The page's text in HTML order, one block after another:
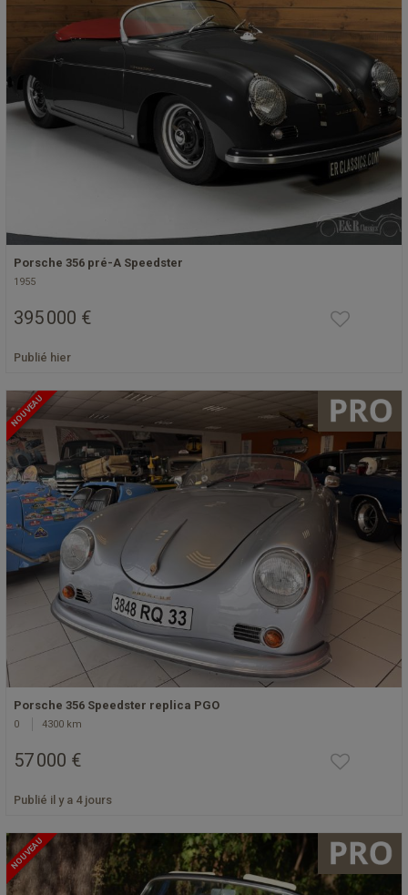
Porsche 356 pré-A Speedster
1955
395 000 €
Publié hier
NOUVEAU
Porsche 356 Speedster replica PGO
0 4300 km
57 000 €
Publié il y a 4 jours
NOUVEAU